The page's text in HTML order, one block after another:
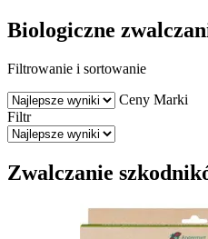
Biologiczne
Filtrowanie i sortowanie
Ceny Marki
Filtr
Zwalczanie